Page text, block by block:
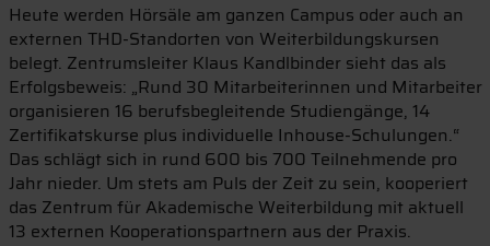
Heute werden Hörsäle am ganzen Campus oder auch an
externen THD-Standorten von Weiterbildungskursen
belegt. Zentrumsleiter Klaus Kandlbinder sieht das als
Erfolgsbeweis: „Rund 30 Mitarbeiterinnen und Mitarbeiter
organisieren 16 berufsbegleitende Studiengänge, 14
Zertifikatskurse plus individuelle Inhouse-Schulungen.“
Das schlägt sich in rund 600 bis 700 Teilnehmende pro
Jahr nieder. Um stets am Puls der Zeit zu sein, kooperiert
das Zentrum für Akademische Weiterbildung mit aktuell
13 externen Kooperationspartnern aus der Praxis.